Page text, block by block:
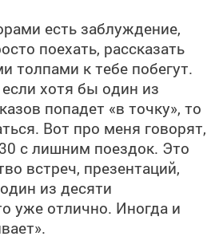
есть заблуждение,
поехать, рассказать
толпами к тебе побегут.
хотя бы один из
попадет «в точку», то
Вот про меня говорят,
с лишним поездок. Это
встреч, презентаций,
из десяти
уже отлично. Иногда и